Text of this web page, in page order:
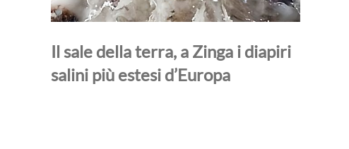
Il sale della terra, a Zinga i diapiri
salini più estesi d’Europa